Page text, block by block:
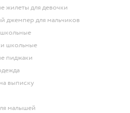
жилеты для девочки
джемпер для мальчиков
школьные
школьные
пиджаки
выписку
малышей